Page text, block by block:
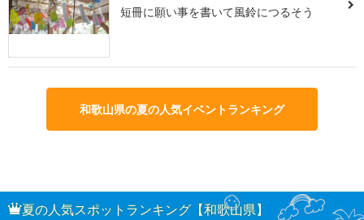
短冊に願い事を書いて風鈴につるそう
和歌山県の夏の人気イベントランキング
夏の人気スポットランキング【和歌山県】